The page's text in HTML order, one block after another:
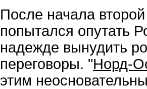
После начала
попытался опутать
надежде вынудить
переговоры. "Норд-
этим